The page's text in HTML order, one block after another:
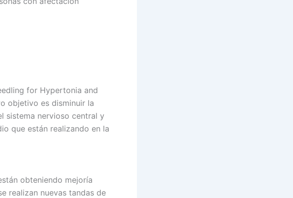
for Hypertonia and
objetivo es disminuir la
sistema nervioso central y
que están realizando en la
obteniendo mejoría
realizan nuevas tandas de